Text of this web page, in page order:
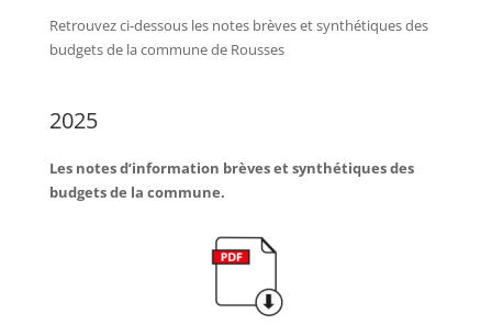
Retrouvez ci-dessous les notes brèves et synthétiques des
budgets de la commune de Rousses
2025
Les notes d’information brèves et synthétiques des
budgets de la commune.